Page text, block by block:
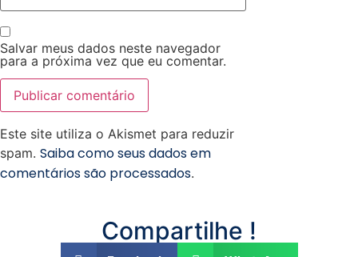
Salvar meus dados neste navegador
para a próxima vez que eu comentar.
Este site utiliza o Akismet para reduzir
spam. Saiba como seus dados em
comentários são processados.
Compartilhe !